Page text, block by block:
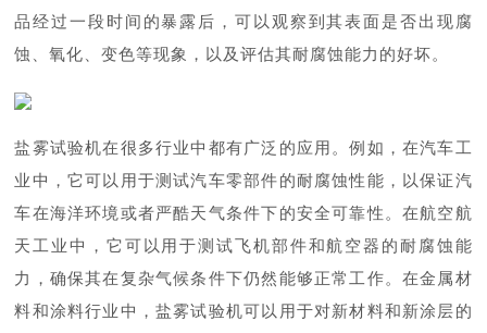
品经过一段时间的暴露后，可以观察到其表面是否出现腐
蚀、氧化、变色等现象，以及评估其耐腐蚀能力的好坏。
盐雾试验机在很多行业中都有广泛的应用。例如，在汽车工
业中，它可以用于测试汽车零部件的耐腐蚀性能，以保证汽
车在海洋环境或者严酷天气条件下的安全可靠性。在航空航
天工业中，它可以用于测试飞机部件和航空器的耐腐蚀能
力，确保其在复杂气候条件下仍然能够正常工作。在金属材
料和涂料行业中，盐雾试验机可以用于对新材料和新涂层的